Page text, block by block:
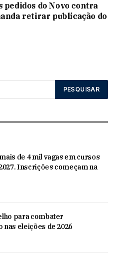
do Novo contra
retirar publicação do
de 4 mil vagas em cursos
Inscrições começam na
para combater
nas eleições de 2026